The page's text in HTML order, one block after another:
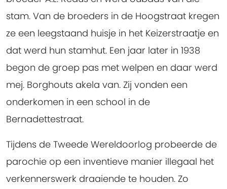
stam. Van de broeders in de Hoogstraat kregen
ze een leegstaand huisje in het Keizerstraatje en
dat werd hun stamhut. Een jaar later in 1938
begon de groep pas met welpen en daar werd
mej. Borghouts akela van. Zij vonden een
onderkomen in een school in de
Bernadettestraat.
Tijdens de Tweede Wereldoorlog probeerde de
parochie op een inventieve manier illegaal het
verkennerswerk draaiende te houden. Zo